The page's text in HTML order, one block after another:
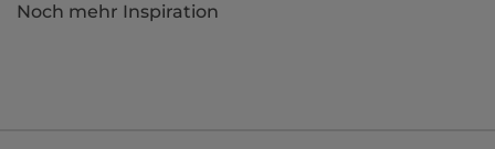
Noch mehr Inspiration